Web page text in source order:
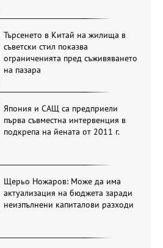
Търсенето в Китай на жилища в
съветски стил показва
ограниченията пред съживяването
на пазара
Япония и САЩ са предприели
първа съвместна интервенция в
подкрепа на йената от 2011 г.
Щерьо Ножаров: Може да има
актуализация на бюджета заради
неизпълнени капиталови разходи